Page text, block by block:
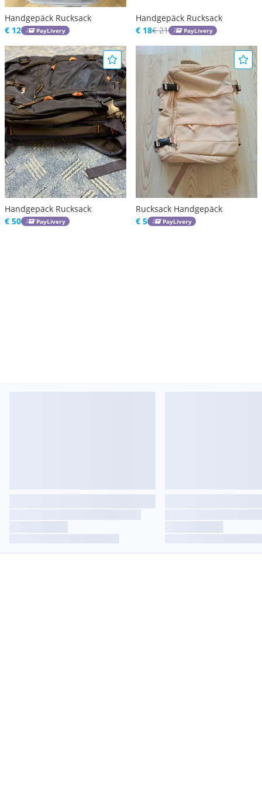
Handgepäck Rucksack
€ 12
PayLivery
Handgepäck Rucksack
€ 18€ 21 PayLivery
Handgepäck Rucksack
€ 50
PayLivery
Rucksack Handgepäck
€ 5
PayLivery